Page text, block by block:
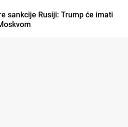
sankcije Rusiji: Trump će imati